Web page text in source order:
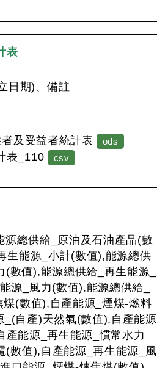
表
日期)、備註
及受益者統計表
ods
表_110 csv
總供給_原油及石油產品(數
生能源_小計(數值),能源總供
數值),能源總供給_再生能源_
源_風力(數值),能源總供給_
(數值),自產能源_煙煤-燃料
自產)天然氣(數值),自產能源
產能源_再生能源_慣常水力
(數值),自產能源_再生能源_風